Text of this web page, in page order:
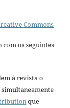
Commons
os seguintes
à revista o
que